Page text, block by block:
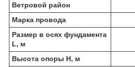
Ветровой район
Марка провода
Размер в осях фундамента
L, м
Высота опоры Н, м